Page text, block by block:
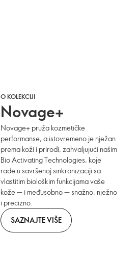
O KOLEKCIJI
Novage+
Novage+ pruža kozmetičke
performanse, a istovremeno je nježan
prema koži i prirodi, zahvaljujući našim
Bio Activating Technologies, koje
rade u savršenoj sinkronizaciji sa
vlastitim biološkim funkcijama vaše
kože — i međusobno — snažno, nježno
i precizno.
SAZNAJTE VIŠE